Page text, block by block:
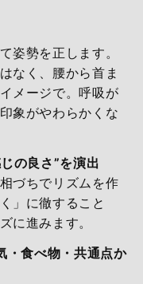
姿勢を正します。
なく、腰から首ま
メージで。呼吸が
象がやわらかくな
の良さ”を演出
づちでリズムを作
」に徹すること
に進みます。
・食べ物・共通点か